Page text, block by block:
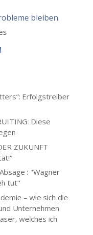
bleiben.
Erfolgstreiber
Diese
ZUKUNFT
: "Wagner
tut"
– wie sich die
Unternehmen
welches ich